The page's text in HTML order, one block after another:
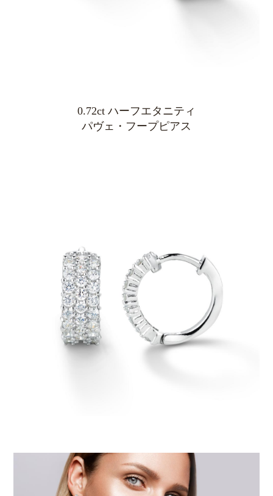
0.72ct ハーフエタニティ
パヴェ・フープピアス